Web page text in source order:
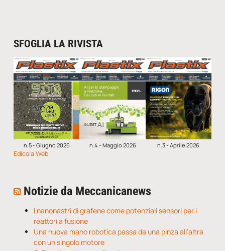
SFOGLIA LA RIVISTA
n.5 - Giugno 2026 n.4 - Maggio 2026 n.3 - Aprile 2026
Edicola Web
Notizie da Meccanicanews
I nanonastri di grafene come potenziali sensori per i
reattori a fusione
Una nuova mano robotica passa da una pinza all’altra
con un singolo motore